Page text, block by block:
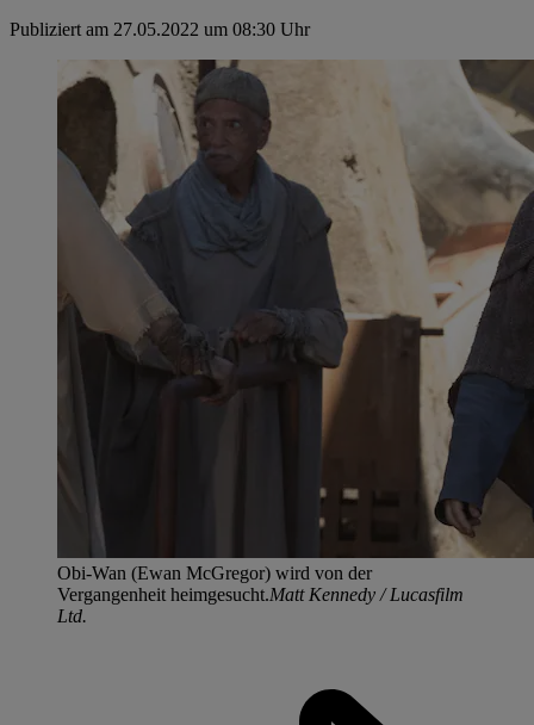
Publiziert am 27.05.2022 um 08:30 Uhr
Obi-Wan (Ewan McGregor) wird von der
Vergangenheit heimgesucht.Matt Kennedy / Lucasfilm
Ltd.